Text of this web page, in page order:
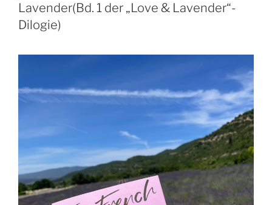
Lavender(Bd. 1 der „Love & Lavender“-
Dilogie)